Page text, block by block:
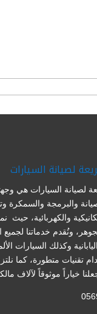
لصيانة السيارات
لصيانة السيارات هي
والبرمجة والسمكرة
والكهربائية،
ونُقدم خدماتنا لجميع
وكذلك السيارات
تقنيات متطورة، كما
خياراً موثوقاً لآلاف